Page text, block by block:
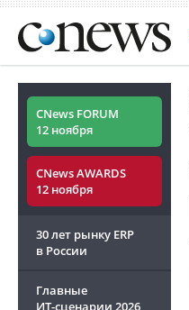
CNews FORUM
12 ноября
CNews AWARDS
12 ноября
30 лет рынку ERP
в России
Главные
ИТ-сценарии 2026